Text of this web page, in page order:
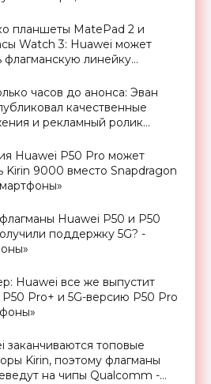
планшеты MatePad 2 и
Watch 3: Huawei может
флагманскую линейку
часов до анонса: Эван
качественные
и рекламный ролик
Huawei P50 Pro может
Kirin 9000 вместо Snapdragon
Huawei P50 и P50
поддержку 5G? -
Huawei все же выпустит
P50 Pro+ и 5G-версию P50 Pro
заканчиваются топовые
Kirin, поэтому флагманы
на чипы Qualcomm -